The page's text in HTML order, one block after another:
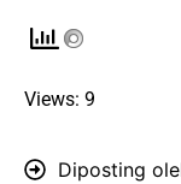
Views: 9
Diposting